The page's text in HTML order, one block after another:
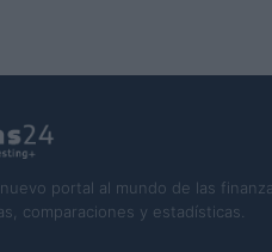
portal al mundo de las
comparaciones y estadísticas.